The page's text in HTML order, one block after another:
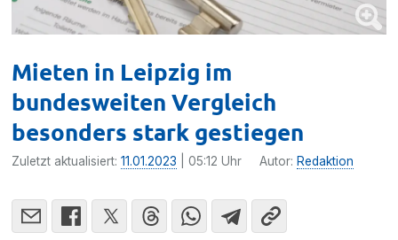
Mieten in Leipzig im
bundesweiten Vergleich
besonders stark gestiegen
Zuletzt aktualisiert:11.01.2023 | 05:12 Uhr Autor: Redaktion